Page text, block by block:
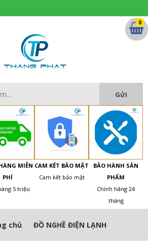
MIỄN
PHÍ
5 triệu
CAM KẾT BẢO MẬT
Cam kết bảo mật
BẢO HÀNH SẢN
PHẨM
Chính hãng 24
tháng
0
chủ ĐỒ NGHỀ ĐIỆN LẠNH